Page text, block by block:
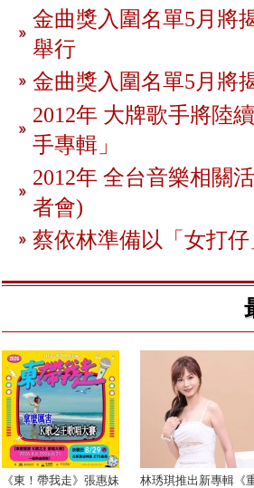
金曲獎入圍名單5月將
舉行
金曲獎入圍名單5月將
2012年 大牌歌手將陸
手專輯」
2012年 全台音樂相關
者會)
蔡依林準備以「女打
《東！帶我走》張惠妹
林琇琪推出新專輯《